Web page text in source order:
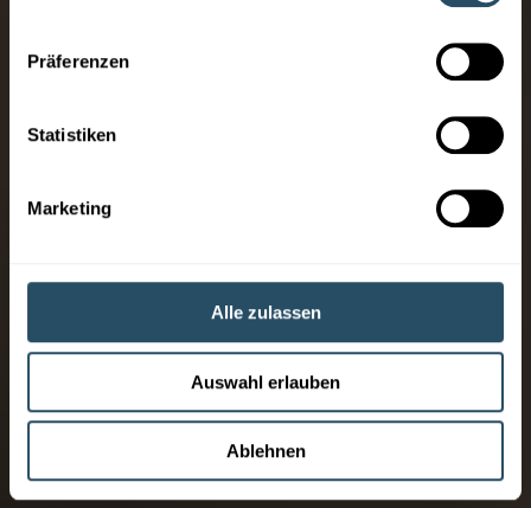
Präferenzen
Statistiken
Marketing
Alle zulassen
Auswahl erlauben
Ablehnen